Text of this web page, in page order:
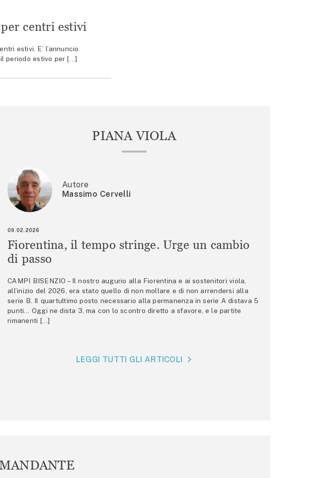
centri estivi
estivi. E’ l’annuncio
periodo estivo per […]
PIANA VIOLA
Autore
Massimo Cervelli
09.02.2026
Fiorentina, il tempo stringe. Urge un cambio
di passo
CAMPI BISENZIO – Il nostro augurio alla Fiorentina e ai sostenitori viola,
all’inizio del 2026, era stato quello di non mollare e di non arrendersi alla
serie B. Il quartultimo posto necessario alla permanenza in serie A distava 5
punti… Oggi ne dista 3, ma con lo scontro diretto a sfavore, e le partite
rimanenti […]
LEGGI TUTTI GLI ARTICOLI